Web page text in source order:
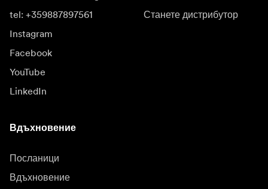
tel: +359887897561
Instagram
Facebook
YouTube
LinkedIn
Станете дистрибутор
Вдъхновение
Посланици
Вдъхновение